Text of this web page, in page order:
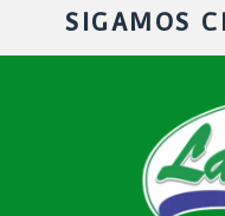
SIGAMOS